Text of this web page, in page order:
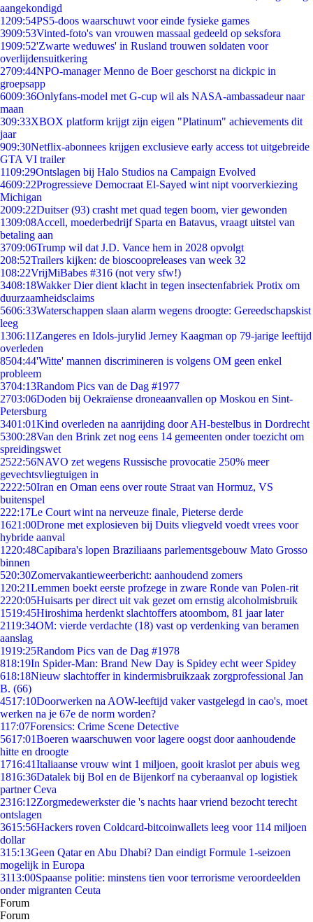
aangekondigd
1209:54PS5-doos waarschuwt voor einde fysieke games
3909:53Vinted-foto's van vrouwen massaal gedeeld op seksfora
1909:52'Zwarte weduwes' in Rusland trouwen soldaten voor
overlijdensuitkering
2709:44NPO-manager Menno de Boer geschorst na dickpic in
groepsapp
6009:36Onlyfans-model met G-cup wil als NASA-ambassadeur naar
maan
309:33XBOX platform krijgt zijn eigen "Platinum" achievements dit
jaar
909:30Netflix-abonnees krijgen exclusieve early access tot uitgebreide
GTA VI trailer
1109:29Ontslagen bij Halo Studios na Campaign Evolved
4609:22Progressieve Democraat El-Sayed wint nipt voorverkiezing
Michigan
2009:22Duitser (93) crasht met quad tegen boom, vier gewonden
1309:08Accell, moederbedrijf Sparta en Batavus, vraagt uitstel van
betaling aan
3709:06Trump wil dat J.D. Vance hem in 2028 opvolgt
208:52Trailers kijken: de bioscoopreleases van week 32
108:22VrijMiBabes #316 (not very sfw!)
3408:18Wakker Dier dient klacht in tegen insectenfabriek Protix om
duurzaamheidsclaims
5606:33Waterschappen slaan alarm wegens droogte: Gereedschapskist
leeg
1306:11 Zangeres en Idols-jurylid Jerney Kaagman op 79-jarige leeftijd
overleden
8504:44'Witte' mannen discrimineren is volgens OM geen enkel
probleem
3704:13Random Pics van de Dag #1977
2703:06Doden bij Oekraïense droneaanvallen op Moskou en Sint-
Petersburg
3401:01Kind overleden na aanrijding door AH-bestelbus in Dordrecht
5300:28Van den Brink zet nog eens 14 gemeenten onder toezicht om
spreidingswet
2522:56NAVO zet wegens Russische provocatie 250% meer
gevechtsvliegtuigen in
2222:50Iran en Oman eens over route Straat van Hormuz, VS
buitenspel
222:17Le Court wint na nerveuze finale, Pieterse derde
1621:00Drone met explosieven bij Duits vliegveld voedt vrees voor
hybride aanval
1220:48Capibara's lopen Braziliaans parlementsgebouw Mato Grosso
binnen
520:30Zomervakantieweerbericht: aanhoudend zomers
1 20:21Lemmen boekt eerste profzege in zware Ronde van Polen-rit
2220:05Huisarts per direct uit vak gezet om ernstig alcoholmisbruik
1519:45Hiroshima herdenkt slachtoffers atoombom, 81 jaar later
2119:34OM: vierde verdachte (18) vast op verdenking van beramen
aanslag
1919:25Random Pics van de Dag #1978
818:19In Spider-Man: Brand New Day is Spidey echt weer Spidey
618:18Nieuw slachtoffer in kindermisbruikzaak zorgprofessional Jan
B. (66)
4517:10Doorwerken na AOW-leeftijd vaker vastgelegd in cao's, moet
werken na je 67e de norm worden?
117:07Forensics: Crime Scene Detective
5617:01Boeren waarschuwen voor lagere oogst door aanhoudende
hitte en droogte
1716:41Italiaanse vrouw wint 1 miljoen, gooit kraslot per abuis weg
1816:36Datalek bij Bol en de Bijenkorf na cyberaanval op logistiek
partner Ceva
2316:12Zorgmedewerkster die 's nachts haar vriend bezocht terecht
ontslagen
3615:56Hackers roven Coldcard-bitcoinwallets leeg voor 114 miljoen
dollar
315:13Geen Qatar en Abu Dhabi? Dan eindigt Formule 1-seizoen
mogelijk in Europa
3113:00Spaanse politie: minstens tien voor terrorisme veroordeelden
onder migranten Ceuta
Forum
Forum